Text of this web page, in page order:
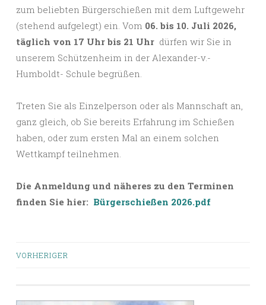
zum beliebten Bürgerschießen mit dem Luftgewehr
(stehend aufgelegt) ein. Vom 06. bis 10. Juli 2026,
täglich von 17 Uhr bis 21 Uhr dürfen wir Sie in
unserem Schützenheim in der Alexander-v.-
Humboldt- Schule begrüßen.
Treten Sie als Einzelperson oder als Mannschaft an,
ganz gleich, ob Sie bereits Erfahrung im Schießen
haben, oder zum ersten Mal an einem solchen
Wettkampf teilnehmen.
Die Anmeldung und näheres zu den Terminen
finden Sie hier: Bürgerschießen 2026.pdf
Beiträge-
VORHERIGER